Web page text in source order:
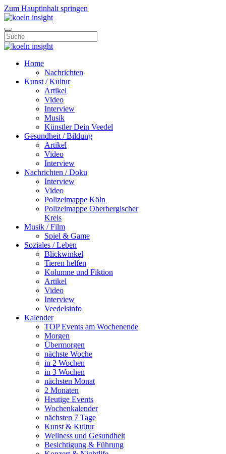
Zum Hauptinhalt springen
Home
Nachrichten
Kunst / Kultur
Artikel
Video
Interview
Musik
Künstler Dein Veedel
Gesundheit / Bildung
Artikel
Video
Interview
Nachrichten / Doku
Interview
Video
Polizeimappe Köln
Polizeimappe Oberbergischer
Kreis
Musik / Film
Spiel & Game
Soziales / Leben
Blickwinkel
Tieren helfen
Kolumne und Fiktion
Artikel
Video
Interview
Veedelsinfo
Kalender
TOP Events am Wochenende
Morgen
Übermorgen
nächste Woche
in 2 Wochen
in 3 Wochen
nächsten Monat
2 Monaten
Heutige Events
Wochenkalender
nächsten 7 Tage
Kunst & Kultur
Wellness und Gesundheit
Besichtigung & Führung